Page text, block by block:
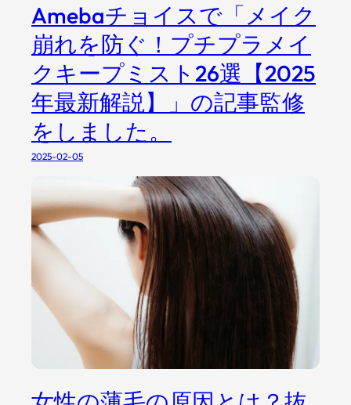
Amebaチョイスで「メイク
崩れを防ぐ！プチプラメイ
クキープミスト26選【2025
年最新解説】」の記事監修
をしました。
2025-02-05